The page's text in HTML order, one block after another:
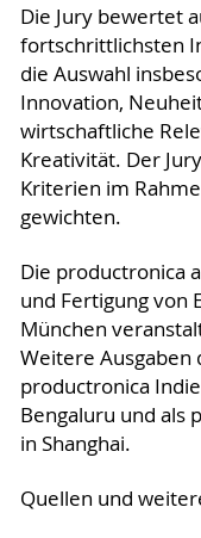
Die Jury bewertet
fortschrittlichsten
die Auswahl
Innovation,
wirtschaftliche
Kreativität. Der
Kriterien im
gewichten.
Die productronica
und Fertigung von
München
Weitere Ausgaben
productronica
Bengaluru und als
in Shanghai.
Quellen und